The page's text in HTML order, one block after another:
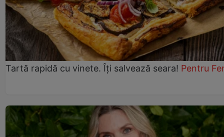
Tartă rapidă cu vinete. Îți salvează seara! Pentru